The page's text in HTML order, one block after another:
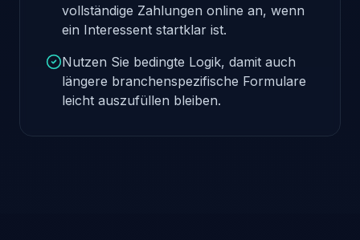
vollständige Zahlungen online an, wenn
ein Interessent startklar ist.
Nutzen Sie bedingte Logik, damit auch
längere branchenspezifische Formulare
leicht auszufüllen bleiben.